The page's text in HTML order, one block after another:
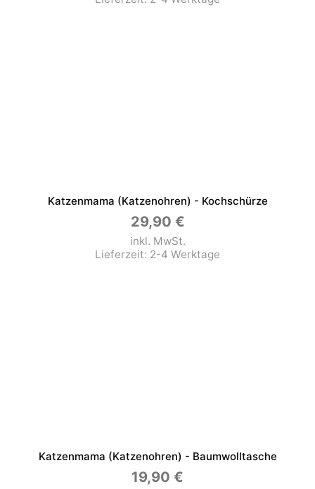
Katzenmama (Katzenohren) - Kochschürze
29,90 €
inkl. MwSt.
Lieferzeit: 2-4 Werktage
Katzenmama (Katzenohren) - Baumwolltasche
19,90 €